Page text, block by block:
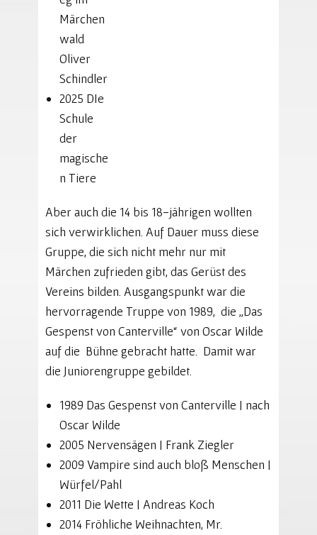
Märchen
wald
Oliver
Schindler
2025 DIe
Schule
der
magische
n Tiere
Aber auch die 14 bis 18-jährigen wollten
sich verwirklichen. Auf Dauer muss diese
Gruppe, die sich nicht mehr nur mit
Märchen zufrieden gibt, das Gerüst des
Vereins bilden. Ausgangspunkt war die
hervorragende Truppe von 1989, die „Das
Gespenst von Canterville“ von Oscar Wilde
auf die Bühne gebracht hatte. Damit war
die Juniorengruppe gebildet.
1989 Das Gespenst von Canterville | nach
Oscar Wilde
2005 Nervensägen | Frank Ziegler
2009 Vampire sind auch bloß Menschen |
Würfel/Pahl
2011 Die Wette | Andreas Koch
2014 Fröhliche Weihnachten, Mr.